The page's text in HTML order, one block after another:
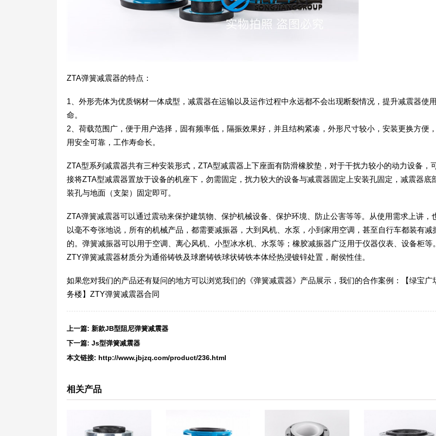
ZTA弹簧减震器的特点：
1、外形壳体为优质钢材一体成型，减震器在运输以及运作过程中永远都不会出现断裂情况，提升减震器使
命。
2、荷载范围广，便于用户选择，固有频率低，隔振效果好，并且结构紧凑，外形尺寸较小，安装更换方便
用安全可靠，工作寿命长。
ZTA型系列减震器共有三种安装形式，ZTA型减震器上下座面有防滑橡胶垫，对于干扰力较小的动力设备，
接将ZTA型减震器置放于设备的机座下，勿需固定，扰力较大的设备与减震器固定上安装孔固定，减震器底
装孔与地面（支架）固定即可。
ZTA弹簧减震器可以通过震动来保护建筑物、保护机械设备、保护环境、防止公害等等。从使用需求上讲，
以毫不夸张地说，所有的机械产品，都需要减振器，大到风机、水泵，小到家用空调，甚至自行车都装有减
的。弹簧减振器可以用于空调、离心风机、小型冰水机、水泵等；橡胶减振器广泛用于仪器仪表、设备柜等。
ZTY弹簧减震器材质分为通俗铸铁及球磨铸铁球状铸铁本体经热浸镀锌处置，耐侯性佳。
如果您对我们的产品还有疑问的地方可以浏览我们的《弹簧减震器》产品展示，我们的合作案例：【绿宝广
务楼】ZTY弹簧减震器合同
上一篇: 新款JB型阻尼弹簧减震器
下一篇: Js型弹簧减震器
本文链接: http://www.jbjzq.com/product/236.html
相关产品